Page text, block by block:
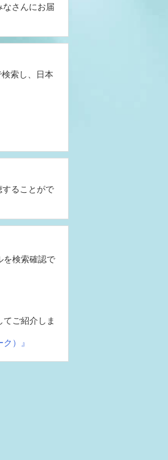
さんにお届
索し、日本
ることがで
を検索確認で
ご紹介しま
）』